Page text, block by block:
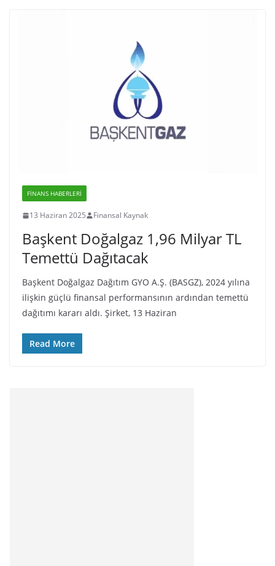
FINANS HABERLERI
13 Haziran 2025 Finansal Kaynak
Başkent Doğalgaz 1,96 Milyar TL
Temettü Dağıtacak
Başkent Doğalgaz Dağıtım GYO A.Ş. (BASGZ), 2024 yılına
ilişkin güçlü finansal performansının ardından temettü
dağıtımı kararı aldı. Şirket, 13 Haziran
Read More